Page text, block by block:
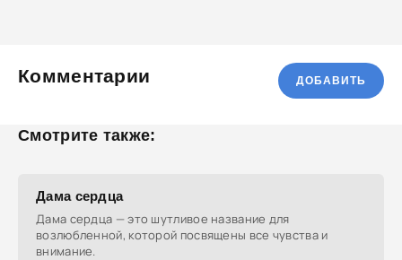
Комментарии ДОБАВИТЬ
Смотрите также:
Дама сердца
Дама сердца — это шутливое название для
возлюбленной, которой посвящены все чувства и
внимание.